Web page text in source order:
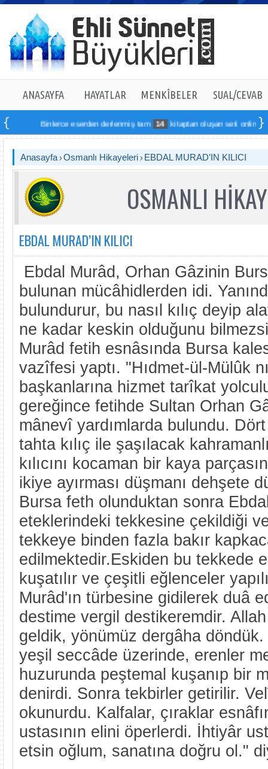
ANASAYFA HAYATLAR MENKÎBELER SUAL/CEVAB
Binlerce eserden derlenmiş tam 14 kitaptan oluşan seti online
Anasayfa Osmanlı Hikayeleri EBDAL MURAD’IN KILICI
OSMANLI
EBDAL MURAD’IN KILICI
Ebdal Murâd, Orhan Gâzinin
bulunan mücâhidlerden idi.
bulundurur, bu nasıl kılıç deyip
ne kadar keskin olduğunu
Murâd fetih esnâsında Bursa
vazîfesi yaptı. "Hıdmet-ül-Mülûk
başkanlarına hizmet tarîkat
gereğince fetihde Sultan Orhan
mânevî yardımlarda bulundu.
tahta kılıç ile şaşılacak
kılıcını kocaman bir kaya
ikiye ayırması düşmanı dehşete
Bursa feth olunduktan sonra
eteklerindeki tekkesine çekildiği
tekkeye binden fazla bakır
edilmektedir.Eskiden bu tekkede
kuşatılır ve çeşitli eğlenceler
Murâd'ın türbesine gidilerek duâ
destime vergil destikeremdir.
geldik, yönümüz dergâha
yeşil seccâde üzerinde, erenler
huzurunda peştemal kuşanıp bir
denirdi. Sonra tekbirler getirilir.
okunurdu. Kalfalar, çıraklar
ustasının elini öperlerdi. İhtiyâr
etsin oğlum, sanatına doğru ol."